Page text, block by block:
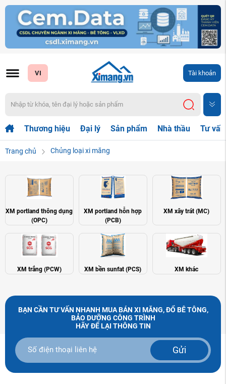
VI Tài khoản
Thương hiệu Đại lý Sản phẩm Nhà thầu Tư
Trang chủ Chủng loại xi măng
XM portland thông dụng
(OPC)
XM portland hỗn hợp
(PCB)
XM xây trát (MC)
XM trắng (PCW) XM bền sunfat (PCS) XM khác
BẠN CẦN TƯ VẤN NHANH MUA BÁN XI MĂNG, ĐỔ BÊ TÔNG,
BẢO DƯỠNG CÔNG TRÌNH
HÃY ĐỂ LẠI THÔNG TIN
Gửi